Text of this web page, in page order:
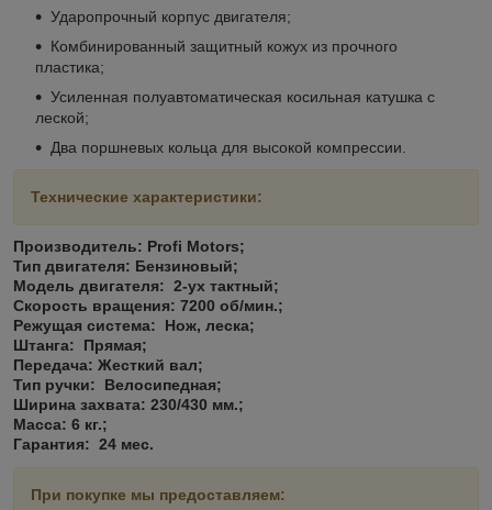
Ударопрочный корпус двигателя;
Комбинированный защитный кожух из прочного
пластика;
Усиленная полуавтоматическая косильная катушка с
леской;
Два поршневых кольца для высокой компрессии.
Технические характеристики:
Производитель: Profi Motors;
Тип двигателя: Бензиновый;
Модель двигателя: 2-ух тактный;
Скорость вращения: 7200 об/мин.;
Режущая система: Нож, леска;
Штанга: Прямая;
Передача: Жесткий вал;
Тип ручки: Велосипедная;
Ширина захвата: 230/430 мм.;
Масса: 6 кг.;
Гарантия: 24 мес.
При покупке мы предоставляем: